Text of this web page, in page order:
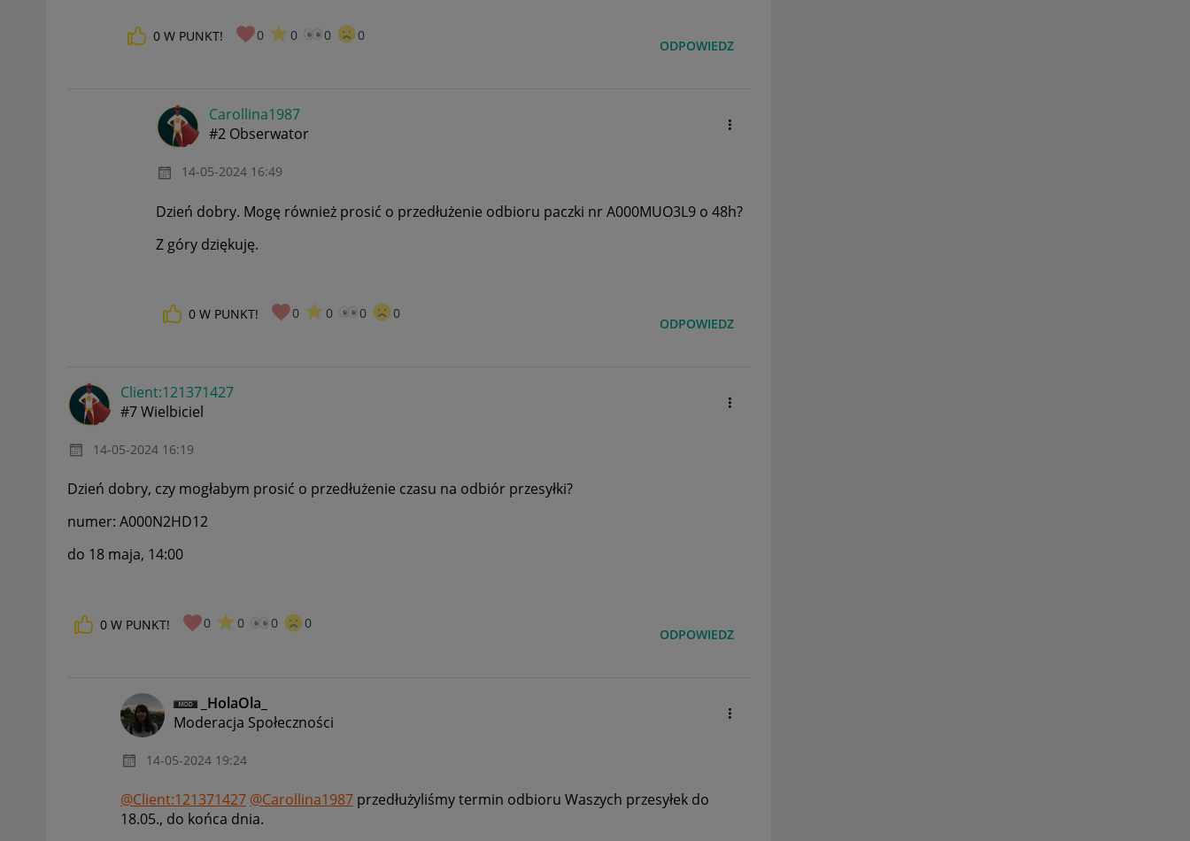
0 W PUNKT! 0 0 0 0
ODPOWIEDZ
Carollina1987
#2 Obserwator
‎14-05-2024 16:49
Dzień dobry. Mogę również prosić o przedłużenie odbioru paczki nr A000MUO3L9 o 48h?
Z góry dziękuję.
0 W PUNKT! 0 0 0 0
ODPOWIEDZ
Client:121371427
#7 Wielbiciel
‎14-05-2024 16:19
Dzień dobry, czy mogłabym prosić o przedłużenie czasu na odbiór przesyłki?
numer: A000N2HD12
do 18 maja, 14:00
0 W PUNKT! 0 0 0 0
ODPOWIEDZ
_HolaOla_
Moderacja Społeczności
‎14-05-2024 19:24
@Client:121371427 @Carollina1987 przedłużyliśmy termin odbioru Waszych przesyłek do
18.05., do końca dnia.